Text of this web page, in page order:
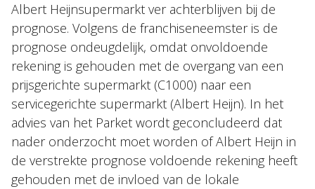
Albert Heijnsupermarkt ver achterblijven bij de
prognose. Volgens de franchiseneemster is de
prognose ondeugdelijk, omdat onvoldoende
rekening is gehouden met de overgang van een
prijsgerichte supermarkt (C1000) naar een
servicegerichte supermarkt (Albert Heijn). In het
advies van het Parket wordt geconcludeerd dat
nader onderzocht moet worden of Albert Heijn in
de verstrekte prognose voldoende rekening heeft
gehouden met de invloed van de lokale